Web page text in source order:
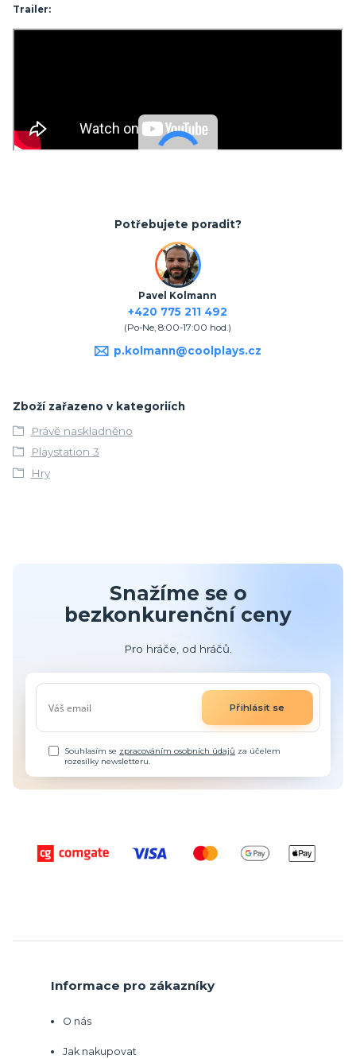
Trailer:
Potřebujete poradit?
Pavel Kolmann
+420 775 211 492
(Po-Ne, 8:00-17:00 hod.)
p.kolmann@coolplays.cz
Zboží zařazeno v kategoriích
Právě naskladněno
Playstation 3
Hry
Snažíme se o
bezkonkurenční ceny
Pro hráče, od hráčů.
Přihlásit se
Souhlasím se zpracováním osobních údajů za účelem
rozesílky newsletteru.
Informace pro zákazníky
O nás
Jak nakupovat